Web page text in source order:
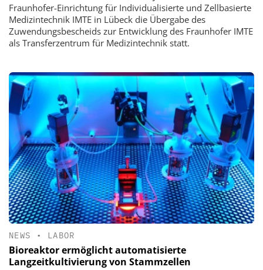
Fraunhofer-Einrichtung für Individualisierte und Zellbasierte
Medizintechnik IMTE in Lübeck die Übergabe des
Zuwendungsbescheids zur Entwicklung des Fraunhofer IMTE
als Transferzentrum für Medizintechnik statt.
NEWS • LABOR
Bioreaktor ermöglicht automatisierte
Langzeitkultivierung von Stammzellen